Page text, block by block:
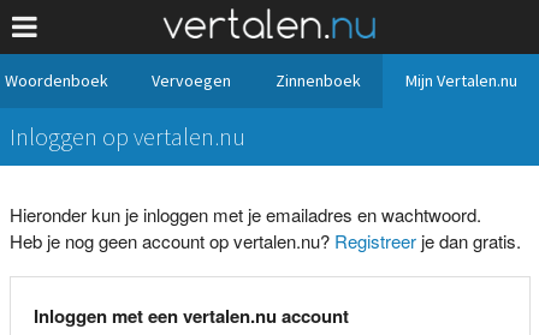
Woordenboek Vervoegen Zinnenboek Mijn Vertalen.nu
Inloggen op vertalen.nu
Hieronder kun je inloggen met je emailadres en wachtwoord.
Heb je nog geen account op vertalen.nu? Registreerje dan gratis.
Inloggen met een vertalen.nu account